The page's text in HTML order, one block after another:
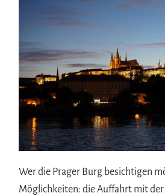
Wer die Prager Burg besichtigen
Möglichkeiten: die Auffahrt mit